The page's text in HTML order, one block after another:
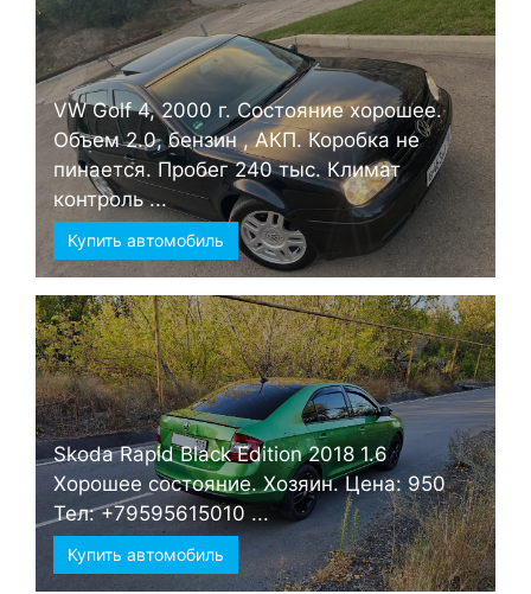
VW Golf 4, 2000 г. Состояние хорошее.
Объем 2.0, бензин , АКП. Коробка не
пинается. Пробег 240 тыс. Климат
контроль ...
Купить автомобиль
Skoda Rapid Black Edition 2018 1.6
Хорошее состояние. Хозяин. Цена: 950
Тел: +79595615010 ...
Купить автомобиль